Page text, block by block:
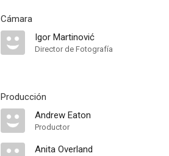
Cámara
Igor Martinović
Director de Fotografía
Producción
Andrew Eaton
Productor
Anita Overland